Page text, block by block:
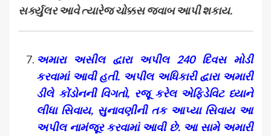
સર્ક્યુલર આવે ત્યારેજ ચોક્કસ જવાબ આપી શકાય.
અમારા અસીલ દ્વારા અપીલ 240 દિવસ મોડી
કરવામાં આવી હતી. અપીલ અધિકારી દ્વારા અમારી
ડીલે કોંડોનની વિગતો, રજૂ કરેલ એફિડેવિટ ધ્યાને
લીધા સિવાય, સુનાવણીની તક આપ્યા સિવાય આ
અપીલ નામંજૂર કરવામાં આવી છે. આ સામે અમારી